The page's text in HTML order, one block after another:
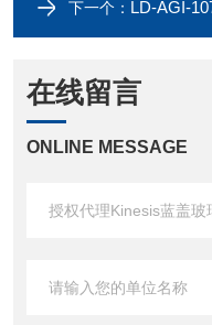
下一个： LD-AGI-
在线留言
ONLINE MESSAGE